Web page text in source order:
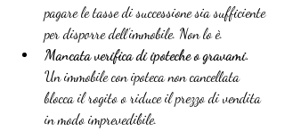
pagare le tasse di successione sia sufficiente
per disporre dell’immobile. Non lo è.
Mancata verifica di ipoteche o gravami.
Un immobile con ipoteca non cancellata
blocca il rogito o riduce il prezzo di vendita
in modo imprevedibile.